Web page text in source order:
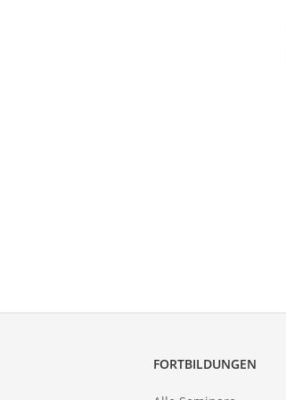
FORTBILDUNGEN